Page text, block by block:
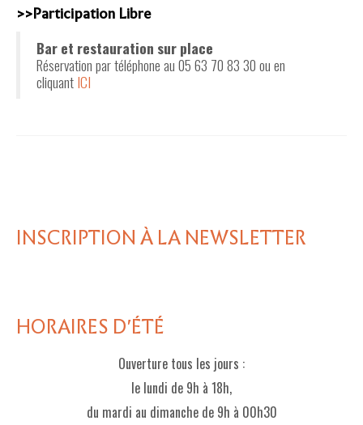
>>Participation Libre
Bar et restauration sur place
Réservation par téléphone au 05 63 70 83 30 ou en
cliquantICI
INSCRIPTION À LA NEWSLETTER
HORAIRES D'ÉTÉ
Ouverture tous les jours :
le lundi de 9h à 18h,
du mardi au dimanche de 9h à 00h30